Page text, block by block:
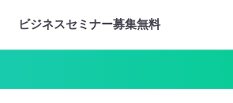
ビジネスセミナー募集無料